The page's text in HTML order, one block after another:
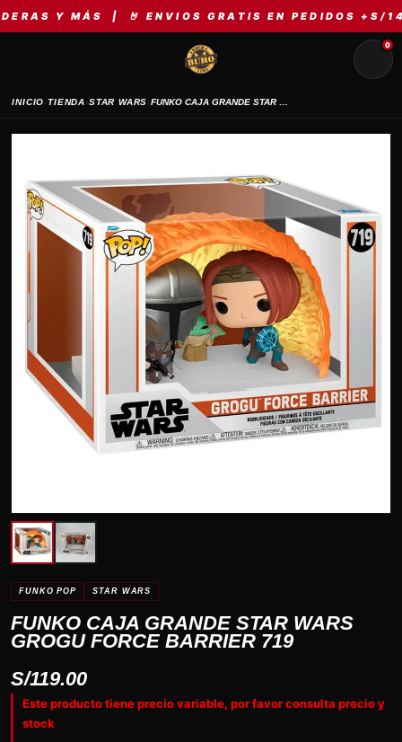
Y MÁS | 🤘 ENVIOS GRATIS EN PEDIDOS +S/149
0
INICIO›TIENDA›STAR WARS›
FUNKO POP STAR WARS
FUNKO CAJA GRANDE STAR WARS
GROGU FORCE BARRIER 719
S/119.00
Este producto tiene precio variable, por favor consulta precio y
stock